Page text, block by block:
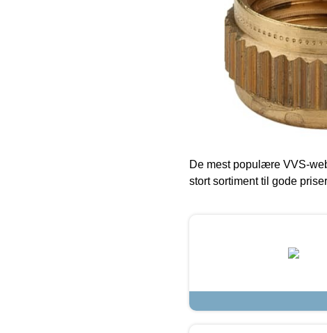
De mest populære VVS-
stort sortiment til gode